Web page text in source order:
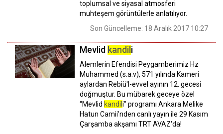
toplumsal ve siyasal atmosferi
muhteşem görüntülerle anlatılıyor.
Son Güncelleme: 18 Aralık 2017 10:27
Mevlid kandili
Alemlerin Efendisi Peygamberimiz Hz
Muhammed (s.a.v), 571 yılında Kameri
aylardan Rebiü'l-evvel ayının 12. gecesi
doğmuştur. Bu mübarek geceye özel
“Mevlid kandil i” programı Ankara Melike
Hatun Camii'nden canlı yayın ile 29 Kasım
Çarşamba akşamı TRT AVAZ'da!